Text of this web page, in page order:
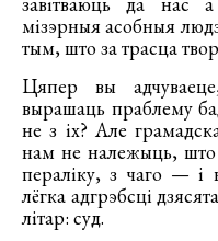
мізэрныя асобныя
тым, што за трасца
Цяпер вы
вырашаць праблему
не з іх? Але
нам не належыць, што
пераліку, з чаго —
лёгка адгрэбсці
літар: суд.